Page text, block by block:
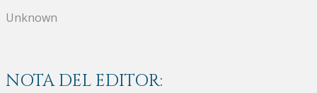
Unknown
NOTA DEL EDITOR: